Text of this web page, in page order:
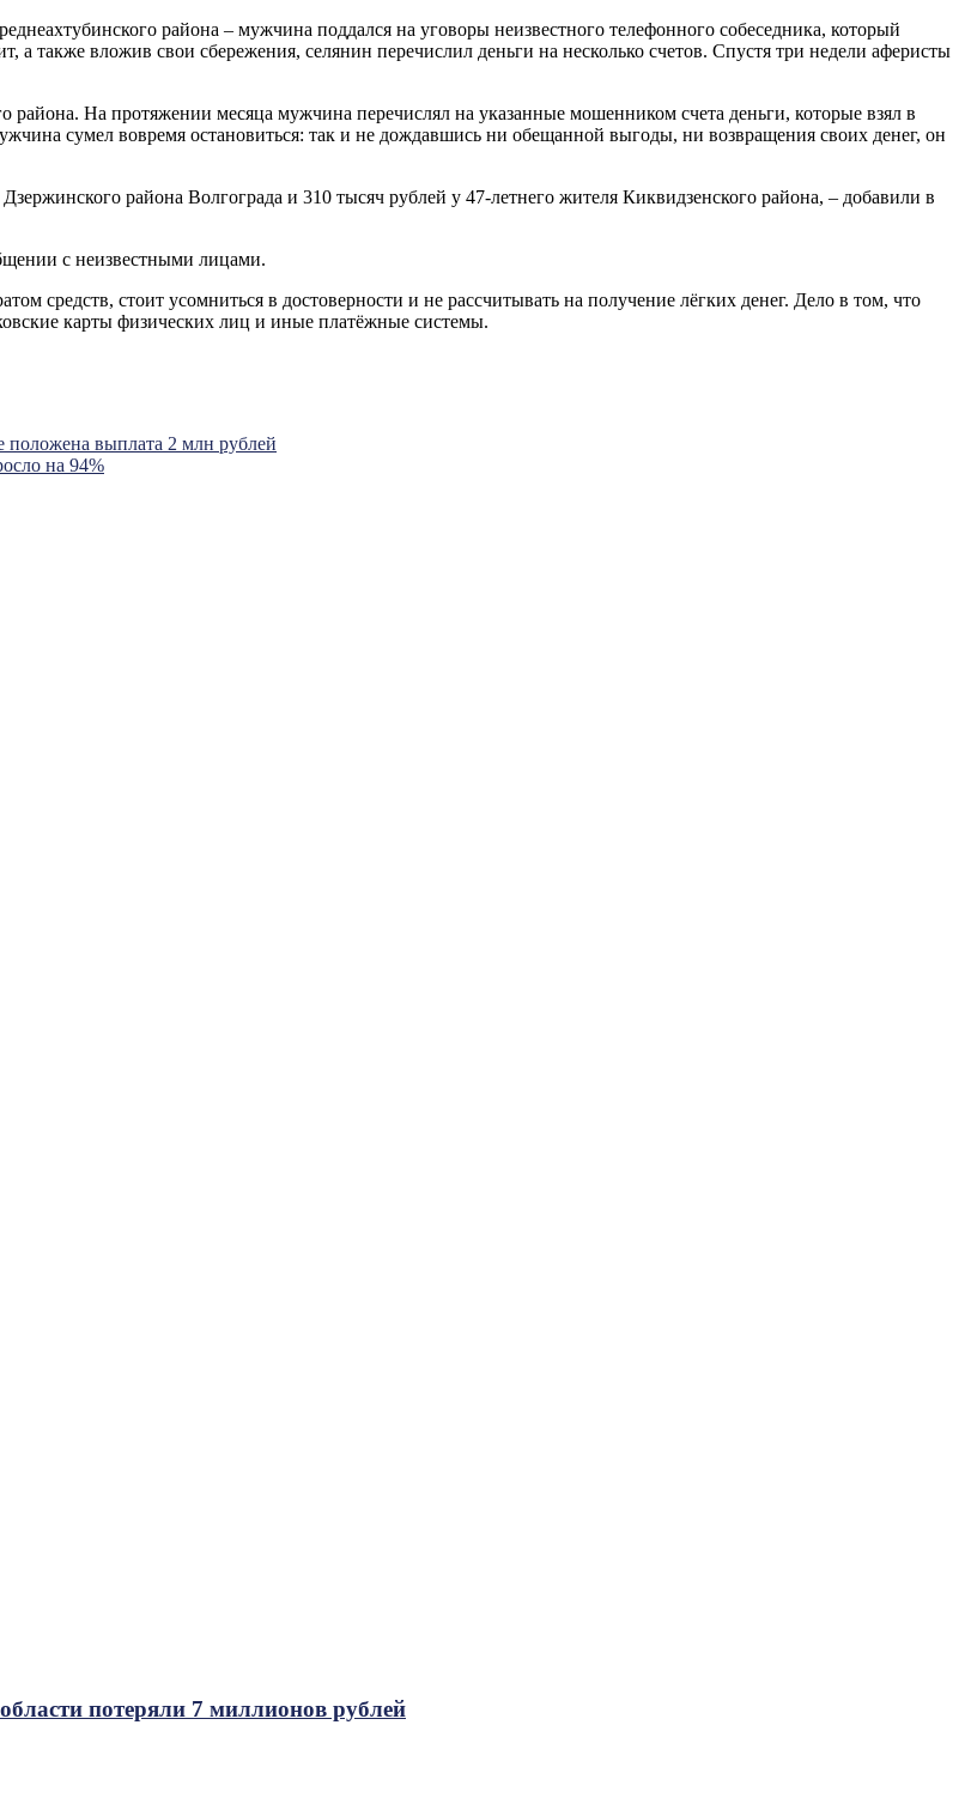
района – мужчина поддался на уговоры неизвестного телефонного собеседника, который
также вложив свои сбережения, селянин перечислил деньги на несколько счетов. Спустя три недели аферисты
района. На протяжении месяца мужчина перечислял на указанные мошенником счета деньги, которые взял в
сумел вовремя остановиться: так и не дождавшись ни обещанной выгоды, ни возвращения своих денег, он
района Волгограда и 310 тысяч рублей у 47-летнего жителя Киквидзенского района, – добавили в
с неизвестными лицами.
средств, стоит усомниться в достоверности и не рассчитывать на получение лёгких денег. Дело в том, что
карты физических лиц и иные платёжные системы.
положена выплата 2 млн рублей
на 94%
потеряли 7 миллионов рублей